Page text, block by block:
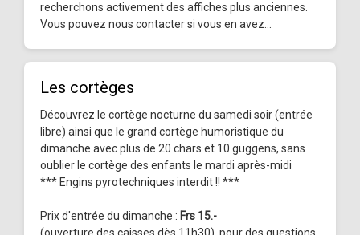
recherchons activement des affiches plus anciennes.
Vous pouvez nous contacter si vous en avez...
Les cortèges
Découvrez le cortège nocturne du samedi soir (entrée
libre) ainsi que le grand cortège humoristique du
dimanche avec plus de 20 chars et 10 guggens, sans
oublier le cortège des enfants le mardi après-midi
*** Engins pyrotechniques interdit !! ***
Prix d'entrée du dimanche : Frs 15.-